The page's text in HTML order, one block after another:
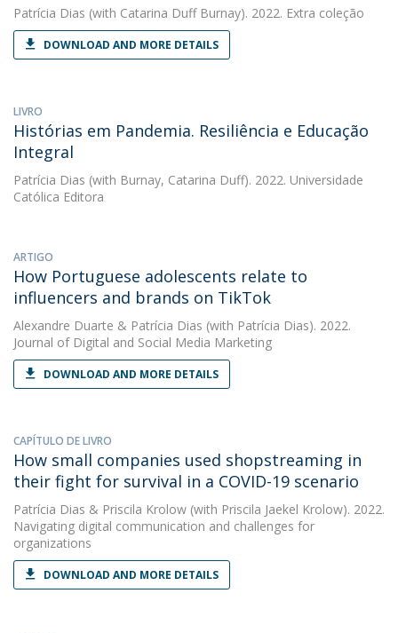
Patrícia Dias (with Catarina Duff Burnay). 2022. Extra coleção
DOWNLOAD AND MORE DETAILS
LIVRO
Histórias em Pandemia. Resiliência e Educação
Integral
Patrícia Dias (with Burnay, Catarina Duff). 2022. Universidade
Católica Editora
ARTIGO
How Portuguese adolescents relate to
influencers and brands on TikTok
Alexandre Duarte & Patrícia Dias (with Patrícia Dias). 2022.
Journal of Digital and Social Media Marketing
DOWNLOAD AND MORE DETAILS
CAPÍTULO DE LIVRO
How small companies used shopstreaming in
their fight for survival in a COVID-19 scenario
Patrícia Dias & Priscila Krolow (with Priscila Jaekel Krolow). 2022.
Navigating digital communication and challenges for
organizations
DOWNLOAD AND MORE DETAILS